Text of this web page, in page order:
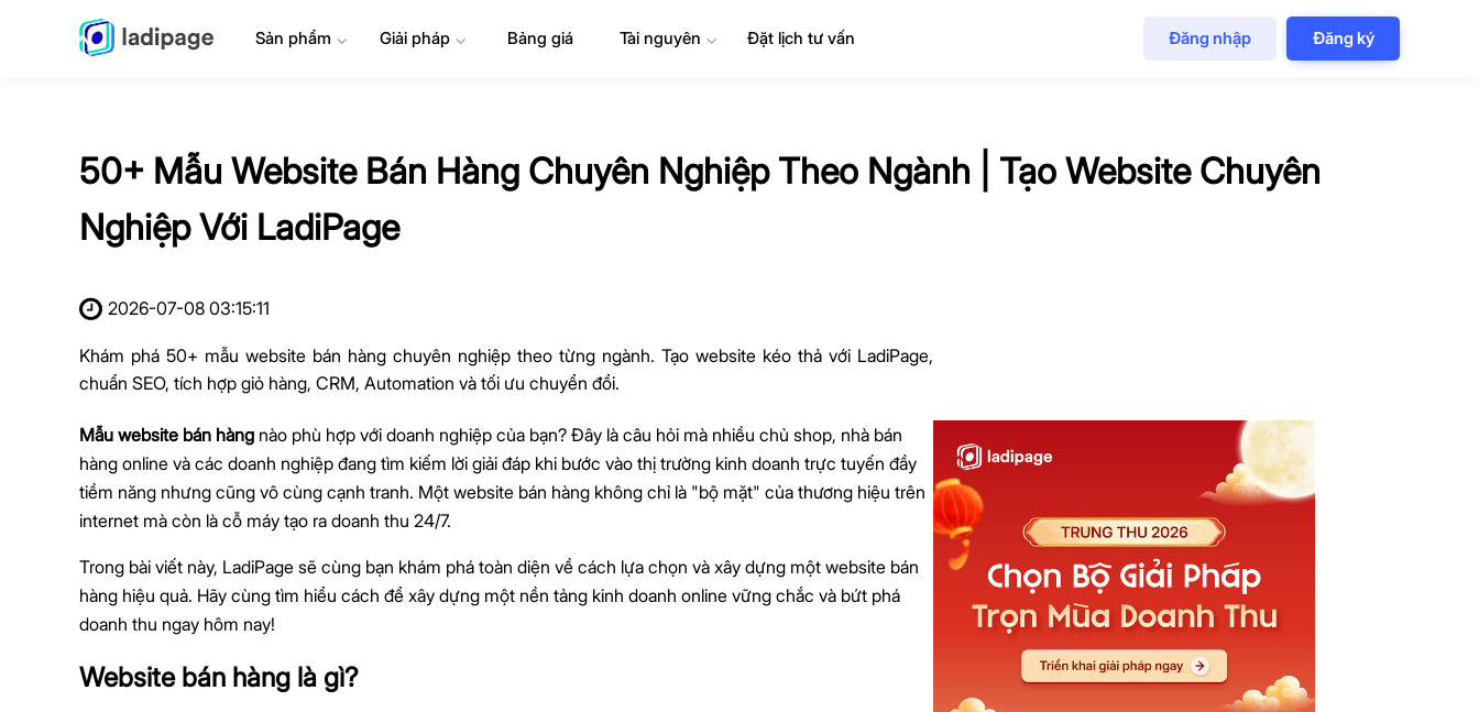
Sản phẩm ⌄ Giải pháp⌄ Bảng giá Tài nguyên ⌄ Đặt lịch tư vấn Đăng nhập Đăng ký
50+ Mẫu Website Bán Hàng Chuyên Nghiệp Theo Ngành | Tạo Website Chuyên
Nghiệp Với LadiPage
2026-07-08 03:15:11
Khám phá 50+ mẫu website bán hàng chuyên nghiệp theo từng ngành. Tạo website kéo thả với LadiPage,
chuẩn SEO, tích hợp giỏ hàng, CRM, Automation và tối ưu chuyển đổi.
Mẫu website bán hàng nào phù hợp với doanh nghiệp của bạn? Đây là câu hỏi mà nhiều chủ shop, nhà bán
hàng online và các doanh nghiệp đang tìm kiếm lời giải đáp khi bước vào thị trường kinh doanh trực tuyến đầy
tiềm năng nhưng cũng vô cùng cạnh tranh. Một website bán hàng không chỉ là "bộ mặt" của thương hiệu trên
internet mà còn là cỗ máy tạo ra doanh thu 24/7.
Trong bài viết này, LadiPage sẽ cùng bạn khám phá toàn diện về cách lựa chọn và xây dựng một website bán
hàng hiệu quả. Hãy cùng tìm hiểu cách để xây dựng một nền tảng kinh doanh online vững chắc và bứt phá
doanh thu ngay hôm nay!
Website bán hàng là gì?